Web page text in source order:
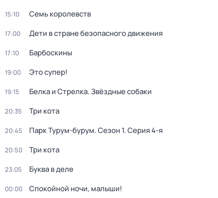
15:10 Семь королевств
17:00 Дети в стране безопасного движения
17:10 Барбоскины
19:00 Это супер!
19:15 Белка и Стрелка. Звёздные собаки
20:35 Три кота
20:45 Парк Турум-бурум. Сезон 1. Серия 4-я
20:50 Три кота
23:05 Буква в деле
00:00 Спокойной ночи, малыши!